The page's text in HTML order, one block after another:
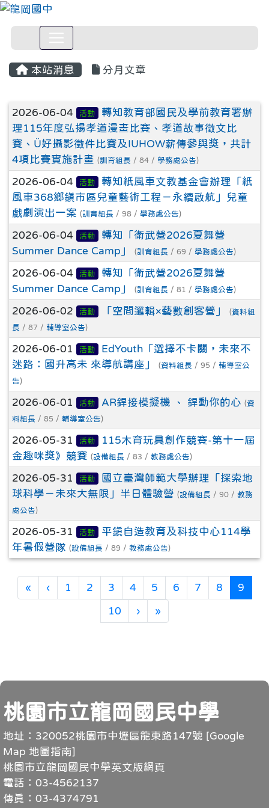
本站消息 分月文章
文章列表
2026-06-04 活動
轉知教育部國民及學前教育署辦
理115年度弘揚孝道漫畫比賽、孝道故事徵文比
賽、Ü好攝影徵件比賽及IUHOW薪傳參與獎，共計
4項比賽實施計畫 (訓育組長 / 84 / 學務處公告)
2026-06-04 活動
轉知紙風車文教基金會辦理「紙
風車368鄉鎮市區兒童藝術工程－永續啟航」兒童
戲劇演出一案 (訓育組長 / 98 / 學務處公告)
2026-06-04 活動
轉知「衛武營2026夏舞營
Summer Dance Camp」
(訓育組長 / 69 / 學務處公告)
2026-06-04 活動
轉知「衛武營2026夏舞營
Summer Dance Camp」
(訓育組長 / 81 / 學務處公告)
2026-06-02 活動 「空間邏輯×藝數創客營」 (資料組
長 / 87 / 輔導室公告)
2026-06-01 活動
EdYouth「選擇不卡關，未來不
迷路：國升高未 來導航講座」
(資料組長 / 95 / 輔導室公
告)
2026-06-01 活動 AR銲接模擬機 、 銲動你的心 (資
料組長 / 85 / 輔導室公告)
2026-05-31 活動
115木育玩具創作競賽-第十一屆
金趣咪獎》競賽 (設備組長 / 83 / 教務處公告)
2026-05-31 活動
國立臺灣師範大學辦理「探索地
球科學－未來大無限」半日體驗營 (設備組長 / 90 / 教務
處公告)
2026-05-31 活動
平鎮自造教育及科技中心114學
年暑假營隊 (設備組長 / 89 / 教務處公告)
«第一頁
‹上一頁
1 2 3 4 5 6 7 8 9(目
10 ›下一頁
»最後頁
頁尾
桃園市立龍岡國民中學
地址：320052桃園市中壢區龍東路147號 [Google
Map 地圖指南]
桃園市立龍岡國民中學英文版網頁
電話：03-4562137
傳真：03-4374791